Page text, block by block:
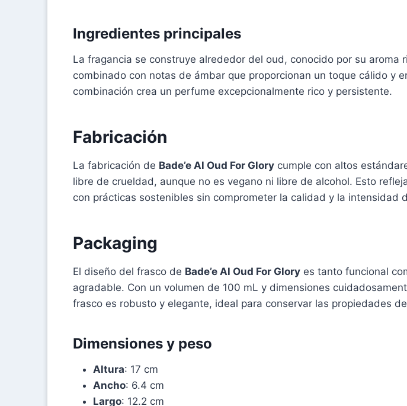
Ingredientes principales
La fragancia se construye alrededor del oud, conocido por su aroma
combinado con notas de ámbar que proporcionan un toque cálido y
combinación crea un perfume excepcionalmente rico y persistente.
Fabricación
La fabricación de Bade’e Al Oud For Glory cumple con altos
libre de crueldad, aunque no es vegano ni libre de alcohol. Esto
con prácticas sostenibles sin comprometer la calidad y la intensidad
Packaging
El diseño del frasco de Bade’e Al Oud For Glory es tanto funcional
agradable. Con un volumen de 100 mL y dimensiones
frasco es robusto y elegante, ideal para conservar las propiedades
Dimensiones y peso
Altura: 17 cm
Ancho: 6.4 cm
Largo: 12.2 cm